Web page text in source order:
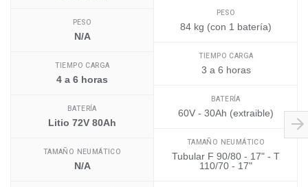
PESO
N/A
TIEMPO CARGA
4 a 6 horas
BATERÍA
Litio 72V 80Ah
TAMAÑO NEUMÁTICO
N/A
PESO
84 kg (con 1 batería)
TIEMPO CARGA
3 a 6 horas
BATERÍA
60V - 30Ah (extraible)
TAMAÑO NEUMÁTICO
Tubular F 90/80 - 17" - T
110/70 - 17"